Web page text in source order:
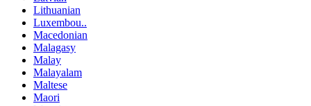
Lithuanian
Luxembou..
Macedonian
Malagasy
Malay
Malayalam
Maltese
Maori